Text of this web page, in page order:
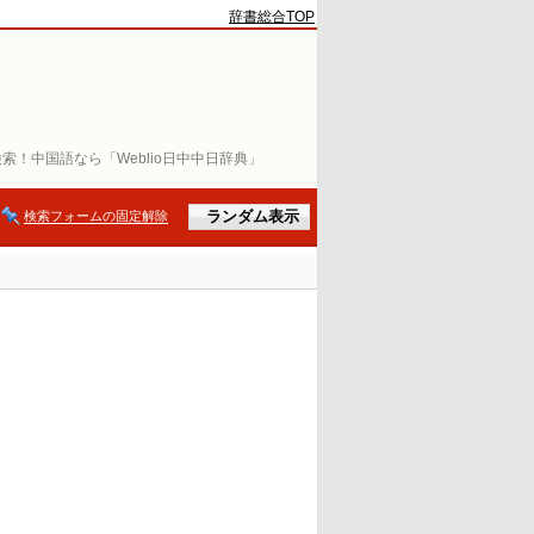
！中国語なら「Weblio日中中日辞典」
辞書総合TOP
検索フォームの固定解除